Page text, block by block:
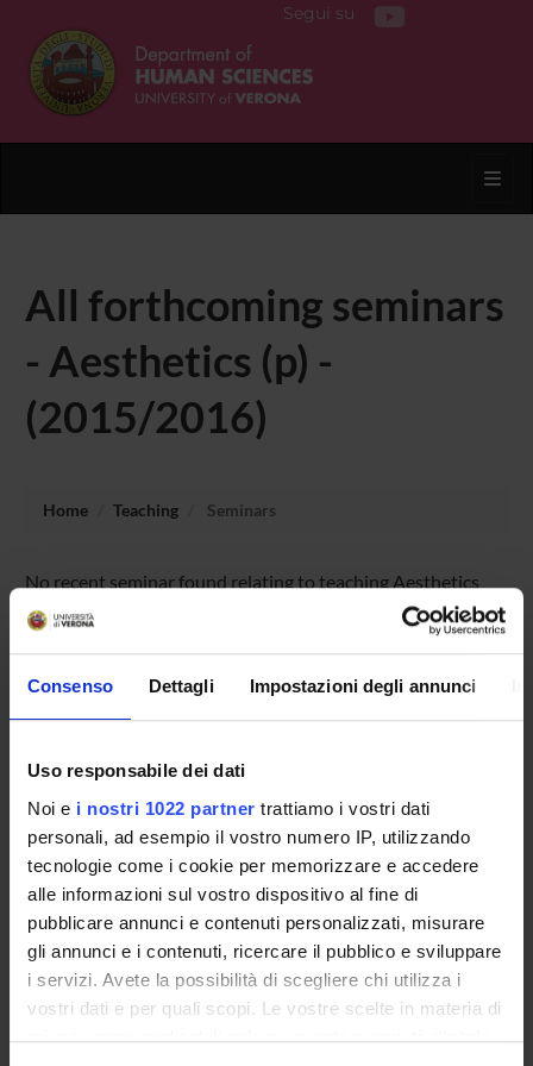
Consenso Dettagli Impostazioni degli annunci
Uso responsabile dei dati
Noi e i nostri 1022 partner trattiamo i vostri dati
personali, ad esempio il vostro numero IP, utilizzando
tecnologie come i cookie per memorizzare e accedere
alle informazioni sul vostro dispositivo al fine di
pubblicare annunci e contenuti personalizzati, misurare
gli annunci e i contenuti, ricercare il pubblico e sviluppare
i servizi. Avete la possibilità di scegliere chi utilizza i
vostri dati e per quali scopi. Le vostre scelte in materia di
privacy sono applicabili solo su questa proprietà digitale
Segui su
All forthcoming seminars
- Aesthetics (p) -
(2015/2016)
Home Teaching Seminars
No recent seminar found relating to teaching Aesthetics
(p).
STUDYING
COURSES
PHD PROGRAMMES AND POSTGRADUATE
TRAINING
Contacts
People
Places
Calendar